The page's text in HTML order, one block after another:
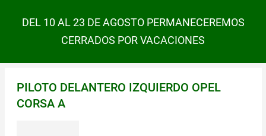
DEL 10 AL 23 DE AGOSTO PERMANECEREMOS
CERRADOS POR VACACIONES
PILOTO DELANTERO IZQUIERDO OPEL
CORSA A